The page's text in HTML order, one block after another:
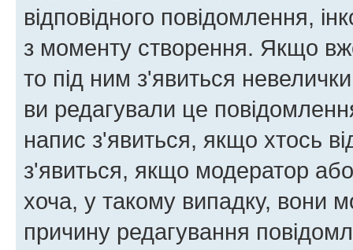
відповідного повідомлення,
з моменту створення. Якщо
то під ним з'явиться
ви редагували це
напис з'явиться, якщо хтось
з'явиться, якщо модератор
хоча, у такому випадку, вони
причину редагування